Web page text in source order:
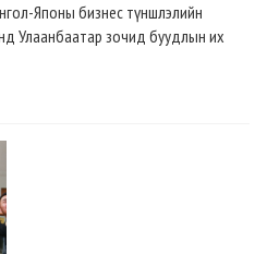
Японы бизнес түншлэлийн
Улаанбаатар зочид буудлын их